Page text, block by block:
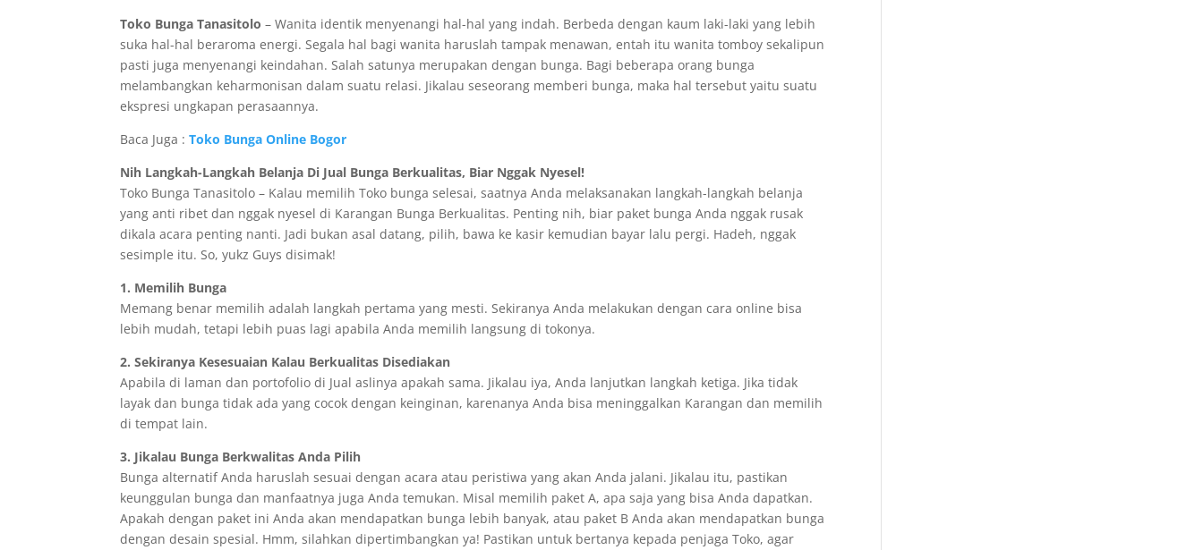
Toko Bunga Tanasitolo – Wanita identik menyenangi hal-hal yang indah. Berbeda dengan kaum laki-laki yang lebih
suka hal-hal beraroma energi. Segala hal bagi wanita haruslah tampak menawan, entah itu wanita tomboy sekalipun
pasti juga menyenangi keindahan. Salah satunya merupakan dengan bunga. Bagi beberapa orang bunga
melambangkan keharmonisan dalam suatu relasi. Jikalau seseorang memberi bunga, maka hal tersebut yaitu suatu
ekspresi ungkapan perasaannya.
Baca Juga :Toko Bunga Online Bogor
Nih Langkah-Langkah Belanja Di Jual Bunga Berkualitas, Biar Nggak Nyesel!
Toko Bunga Tanasitolo – Kalau memilih Toko bunga selesai, saatnya Anda melaksanakan langkah-langkah belanja
yang anti ribet dan nggak nyesel di Karangan Bunga Berkualitas. Penting nih, biar paket bunga Anda nggak rusak
dikala acara penting nanti. Jadi bukan asal datang, pilih, bawa ke kasir kemudian bayar lalu pergi. Hadeh, nggak
sesimple itu. So, yukz Guys disimak!
1. Memilih Bunga
Memang benar memilih adalah langkah pertama yang mesti. Sekiranya Anda melakukan dengan cara online bisa
lebih mudah, tetapi lebih puas lagi apabila Anda memilih langsung di tokonya.
2. Sekiranya Kesesuaian Kalau Berkualitas Disediakan
Apabila di laman dan portofolio di Jual aslinya apakah sama. Jikalau iya, Anda lanjutkan langkah ketiga. Jika tidak
layak dan bunga tidak ada yang cocok dengan keinginan, karenanya Anda bisa meninggalkan Karangan dan memilih
di tempat lain.
3. Jikalau Bunga Berkwalitas Anda Pilih
Bunga alternatif Anda haruslah sesuai dengan acara atau peristiwa yang akan Anda jalani. Jikalau itu, pastikan
keunggulan bunga dan manfaatnya juga Anda temukan. Misal memilih paket A, apa saja yang bisa Anda dapatkan.
Apakah dengan paket ini Anda akan mendapatkan bunga lebih banyak, atau paket B Anda akan mendapatkan bunga
dengan desain spesial. Hmm, silahkan dipertimbangkan ya! Pastikan untuk bertanya kepada penjaga Toko, agar